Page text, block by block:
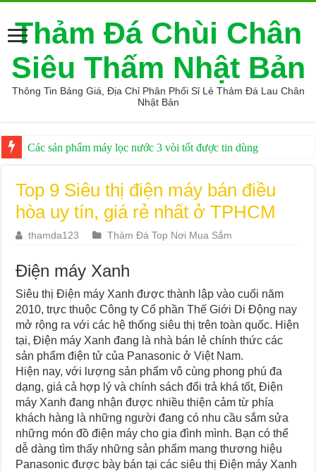
Thảm Đá Chùi Chân
Siêu Thấm Nhật Bản
Thông Tin Bảng Giá, Địa Chỉ Phân Phối Sỉ Lẻ Thảm Đá Lau Chân
Nhật Bản
Các sản phẩm máy lọc nước 3 vòi tốt được tin dùng
Top 9 Siêu thị điện máy bán điều
hòa uy tín, giá rẻ nhất ở TPHCM
thamda123 Thảm Đá Top Nơi Mua Sắm
Điện máy Xanh
Siêu thị Điện máy Xanh được thành lập vào cuối năm
2010, trực thuộc Công ty Cổ phần Thế Giới Di Động nay
mở rộng ra với các hệ thống siêu thị trên toàn quốc. Hiện
tại, Điện máy Xanh đang là nhà bán lẻ chính thức các
sản phẩm điện tử của Panasonic ở Việt Nam.
Hiện nay, với lượng sản phẩm vô cùng phong phú đa
dạng, giá cả hợp lý và chính sách đổi trả khá tốt, Điện
máy Xanh đang nhận được nhiều thiện cảm từ phía
khách hàng là những người đang có nhu cầu sắm sửa
những món đồ điện máy cho gia đình mình. Bạn có thể
dễ dàng tìm thấy những sản phẩm mang thương hiệu
Panasonic được bày bán tại các siêu thị Điện máy Xanh